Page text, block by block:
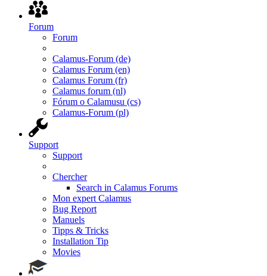
Forum
Forum
Calamus-Forum (de)
Calamus Forum (en)
Calamus Forum (fr)
Calamus forum (nl)
Fórum o Calamusu (cs)
Calamus-Forum (pl)
Support
Support
Chercher
Search in Calamus Forums
Mon expert Calamus
Bug Report
Manuels
Tipps & Tricks
Installation Tip
Movies